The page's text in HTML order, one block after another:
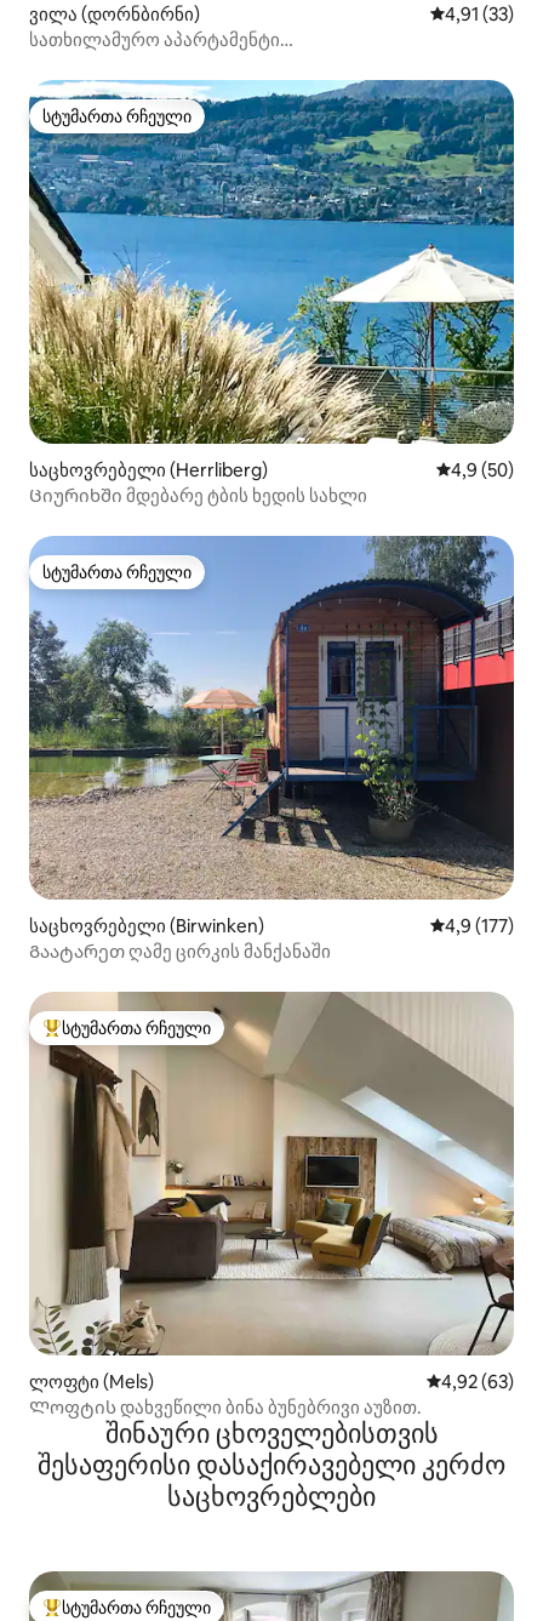
ვილა (დორნბირნი) საშუალო
4,91 (33)
სათხილამურო აპარტამენტი
დამიულსის მახლობლად
სტუმართა რჩეული
სტუმართა რჩეული
საცხოვრებელი (Herrliberg) საშუალო
4,9 (50)
Ციურიხში მდებარე ტბის ხედის სახლი
სტუმართა რჩეული
სტუმართა რჩეული
საცხოვრებელი (Birwinken) საშუალო
4,9 (177)
Გაატარეთ ღამე ცირკის მანქანაში
სტუმართა რჩეული მოწინავე ვარიანტი
სტუმართა რჩეული
ლოფტი (Mels) საშუალო
4,92 (63)
Ლოფტის დახვეწილი ბინა ბუნებრივი აუზით.
შინაური ცხოველებისთვის
შესაფერისი დასაქირავებელი კერძო
საცხოვრებლები
სტუმართა რჩეული